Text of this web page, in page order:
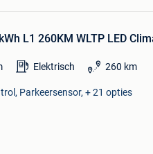
L1 260KM WLTP LED
Elektrisch 260 km
Parkeersensor, + 21 opties